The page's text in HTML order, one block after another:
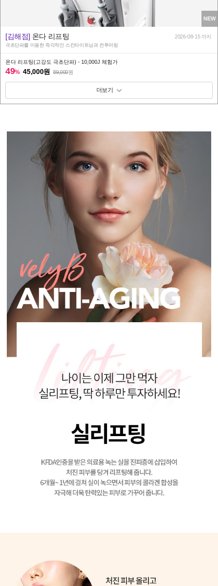
NEW
[김해점] 온다 리프팅 2026-08-15 까지
극초단파를 이용한 즉각적인 스킨타이트닝과 컨투어링
온다 리프팅(고강도 극초단파) - 10,000J 체험가
49% 45,000원 89,000원
패키지 보기 토글